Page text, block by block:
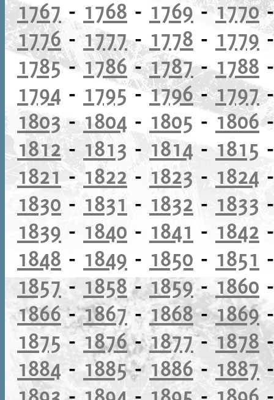
1767 - 1768 - 1769- 1770
1776 - 1777- 1778 - 1779
1785- 1786-1787-1788
1794 - 1795-1796-1797
1803- 1804 - 1805 -1806
1812- 1813 - 1814 - 1815
1821-1822 - 1823 - 1824
1830 - 1831 - 1832 - 1833
1839 - 1840 - 1841 - 1842
1848 - 1849 - 1850 - 1851
1857-1858-1859- 1860
1866-1867-1868-1869
1875 -1876-1877-1878
1884 - 1885-1886- 1887